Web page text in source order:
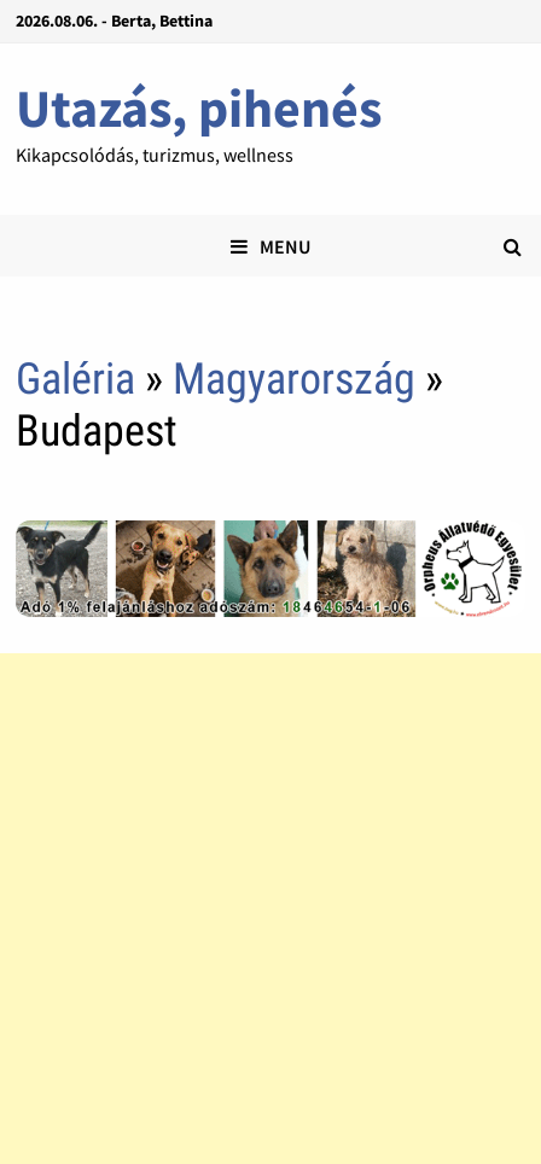
2026.08.06. - Berta, Bettina
Utazás, pihenés
Kikapcsolódás, turizmus, wellness
MENU
Galéria » Magyarország »
Budapest